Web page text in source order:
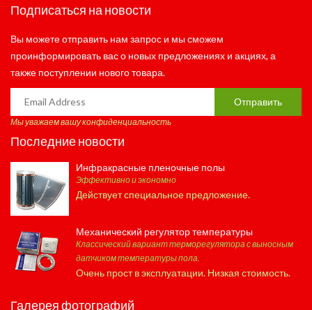
Подписаться на новости
Вы можете отправить нам запрос и мы сможем
проинформировать вас о новых предложениях и акциях, а
также поступлении нового товара.
Отправить
Мы уважаем вашу конфиденциальность
Последние новости
Инфракрасные пленочные полы
Эффективно и экономно
Действует специальное предложение.
Механический регулятор температуры
Классический вариант терморегулятора с выносным
датчиком температуры пола.
Очень прост в эксплуатации. Низкая стоимость.
Галерея фотографий